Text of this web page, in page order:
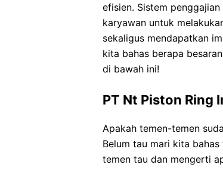
efisien. Sistem
karyawan untuk
sekaligus mendapatkan
kita bahas berapa
di bawah ini!
PT Nt Piston Ring
Apakah temen-temen
Belum tau mari kita
temen tau dan mengerti